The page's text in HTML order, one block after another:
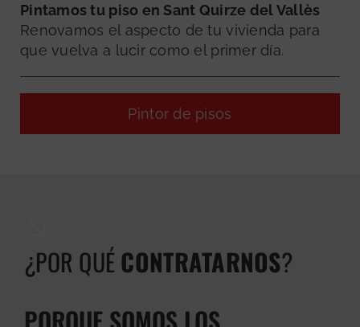
Pintamos tu piso en Sant Quirze del Vallès
Renovamos el aspecto de tu vivienda para
que vuelva a lucir como el primer día.
Pintor de pisos
¿POR QUÉ CONTRATARNOS?